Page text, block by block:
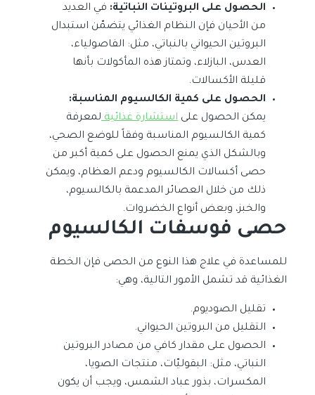
الحصول على البروتينات النباتية: في العديد
من الأحيان فإن النظام الغذائي يتضمّن استبدال
البروتين الحيواني بالنباتي، مثل: الفاصولياء،
العدس، البازلاء، وتمتاز هذه المأكولات بأنها
قليلة الأكسالات.
الحصول على كمية الكالسيوم المناسبة:
يمكن الحصول على استشارة غذائيةلمعرفة
كمية الكالسيوم المناسبة وفقاً للوضع الصحي،
وبالشكل الذي يمنع الحصول على كمية أكبر من
حصى أكسالات الكالسيوم ودعم العظام، ويمكن
ذلك من خلال العصائر المدعمة بالكالسيوم،
والخبز، وبعض أنواع الخضروات.
حصى فوسفات الكالسيوم
للمساعدة في علاج هذا النوع من الحصى فإن الخطة
الغذائية قد تشمل الأمور التالية، وهي:
تقليل الصوديوم.
التقليل من البروتين الحيواني.
الحصول على مقدار كافي من مصادر البروتين
النباتي، مثل: البقوليّات، منتجات الصويا،
المكسرات، بذور عباد الشمس، ويجب أن يكون